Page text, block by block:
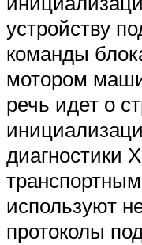
устройству
команды
мотором
речь идет о
диагностики
используют
протоколы